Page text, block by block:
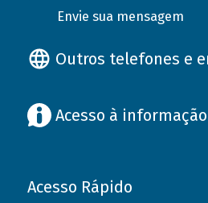
Envie sua mensagem
Outros telefones e
Acesso à informação
Acesso Rápido